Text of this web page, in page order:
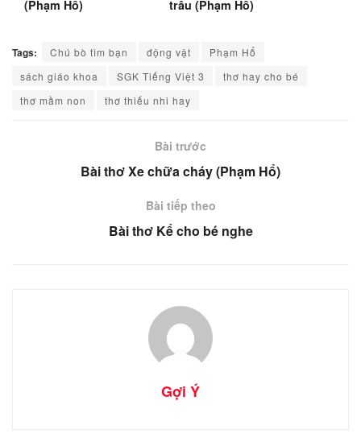
(Phạm Hổ) trâu (Phạm Hổ)
Tags: Chú bò tìm bạn động vật
Phạm Hổ
sách giáo khoa
SGK Tiếng Việt 3
thơ hay cho bé
thơ mầm non
thơ thiếu nhi hay
Bài trước
Bài thơ Xe chữa cháy (Phạm Hổ)
Bài tiếp theo
Bài thơ Kể cho bé nghe
Gợi Ý